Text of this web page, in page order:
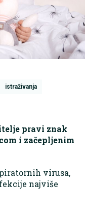
istraživanja
pravi znak
i začepljenim
virusa,
najviše